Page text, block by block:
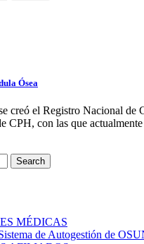
Ósea
creó el Registro Nacional de
CPH, con las que
Search
MÉDICAS
de Autogestión de